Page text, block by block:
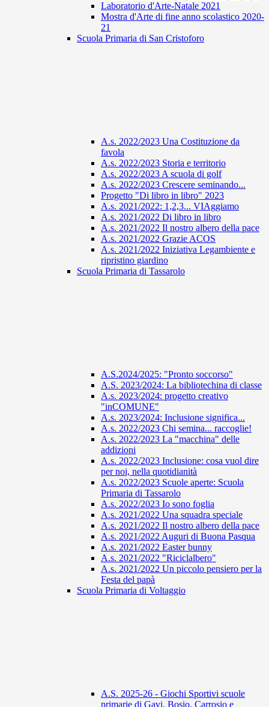
Laboratorio d'Arte-Natale 2021
Mostra d'Arte di fine anno scolastico 2020-
21
Scuola Primaria di San Cristoforo
A.s. 2022/2023 Una Costituzione da
favola
A.s. 2022/2023 Storia e territorio
A.s. 2022/2023 A scuola di golf
A.s. 2022/2023 Crescere seminando...
Progetto "Di libro in libro" 2023
A.s. 2021/2022: 1,2,3... VIAggiamo
A.s. 2021/2022 Di libro in libro
A.s. 2021/2022 Il nostro albero della pace
A.s. 2021/2022 Grazie ACOS
A.s. 2021/2022 Iniziativa Legambiente e
ripristino giardino
Scuola Primaria di Tassarolo
A.S.2024/2025: "Pronto soccorso"
A.S. 2023/2024: La bibliotechina di classe
A.s. 2023/2024: progetto creativo
"inCOMUNE"
A.s. 2023/2024: Inclusione significa...
A.s. 2022/2023 Chi semina... raccoglie!
A.s. 2022/2023 La "macchina" delle
addizioni
A.s. 2022/2023 Inclusione: cosa vuol dire
per noi, nella quotidianità
A.s. 2022/2023 Scuole aperte: Scuola
Primaria di Tassarolo
A.s. 2022/2023 Io sono foglia
A.s. 2021/2022 Una squadra speciale
A.s. 2021/2022 Il nostro albero della pace
A.s. 2021/2022 Auguri di Buona Pasqua
A.s. 2021/2022 Easter bunny
A.s. 2021/2022 "Riciclalbero"
A.s. 2021/2022 Un piccolo pensiero per la
Festa del papà
Scuola Primaria di Voltaggio
A.S. 2025-26 - Giochi Sportivi scuole
primarie di Gavi, Bosio, Carrosio e